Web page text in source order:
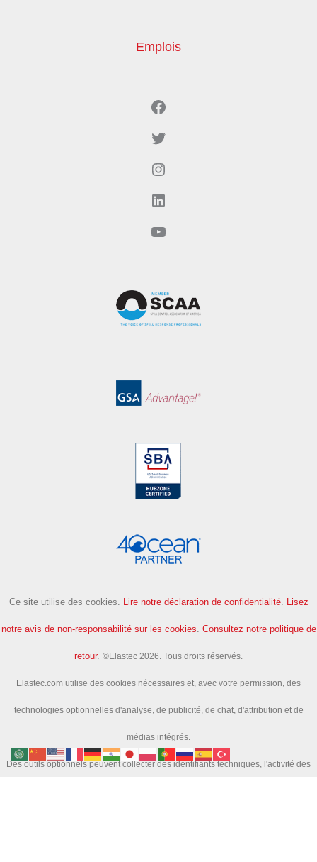
Emplois
Facebook
Twitter
Instagram
LinkedIn
YouTube
Ce site utilise des cookies. Lire notre déclaration de confidentialité. Lisez
notre avis de non-responsabilité sur les cookies. Consultez notre politique de
retour. ©Elastec 2026. Tous droits réservés.
Elastec.com utilise des cookies nécessaires et, avec votre permission, des
technologies optionnelles d'analyse, de publicité, de chat, d'attribution et de
médias intégrés.
Des outils optionnels peuvent collecter des identifiants techniques, l'activité des